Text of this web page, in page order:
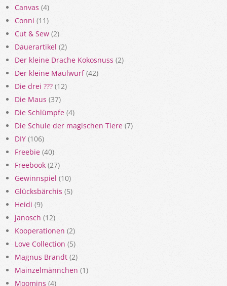
Canvas (4)
Conni (11)
Cut & Sew (2)
Dauerartikel (2)
Der kleine Drache Kokosnuss (2)
Der kleine Maulwurf(42)
Die drei ??? (12)
Die Maus (37)
Die Schlümpfe (4)
Die Schule der magischen Tiere (7)
DIY (106)
Freebie (40)
Freebook (27)
Gewinnspiel (10)
Glücksbärchis (5)
Heidi (9)
janosch (12)
Kooperationen (2)
Love Collection (5)
Magnus Brandt (2)
Mainzelmännchen (1)
Moomins (4)